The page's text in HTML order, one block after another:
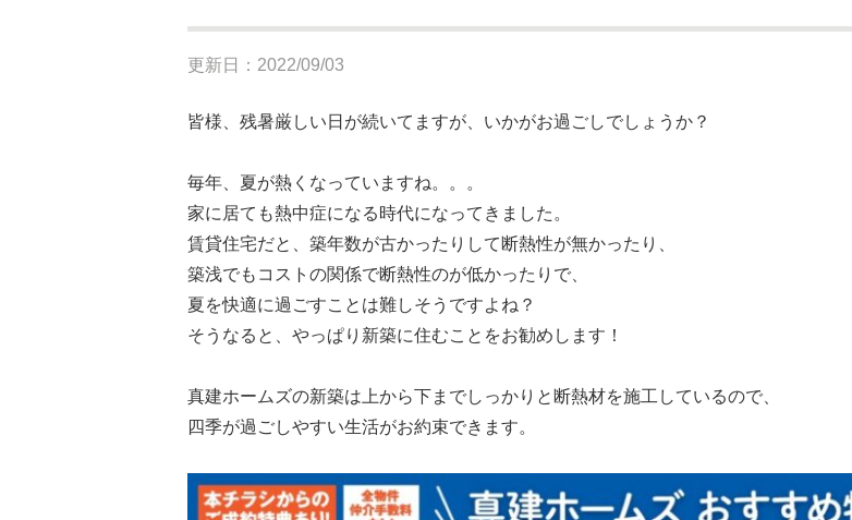
更新日：2022/09/03
皆様、残暑厳しい日が続いてますが、いかがお過ごしでしょうか？
毎年、夏が熱くなっていますね。。。
家に居ても熱中症になる時代になってきました。
賃貸住宅だと、築年数が古かったりして断熱性が無かったり、
築浅でもコストの関係で断熱性のが低かったりで、
夏を快適に過ごすことは難しそうですよね？
そうなると、やっぱり新築に住むことをお勧めします！
真建ホームズの新築は上から下までしっかりと断熱材を施工しているので、
四季が過ごしやすい生活がお約束できます。